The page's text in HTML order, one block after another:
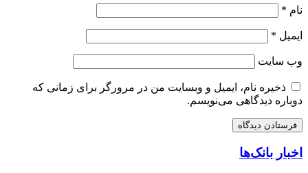
نام *
ایمیل *
وب‌ سایت
ذخیره نام، ایمیل و وبسایت من در مرورگر برای زمانی که
دوباره دیدگاهی می‌نویسم.
اخبار بانک‌ها